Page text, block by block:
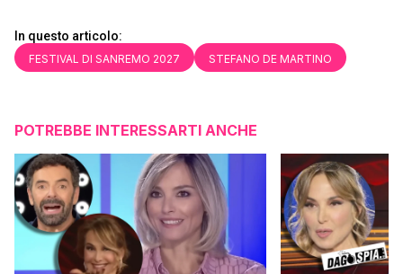
In questo articolo:
FESTIVAL DI SANREMO 2027 STEFANO DE MARTINO
POTREBBE INTERESSARTI ANCHE